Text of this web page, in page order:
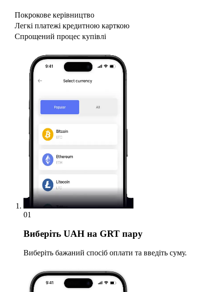
Покрокове керівництво
Легкі платежі кредитною карткою
Спрощений процес купівлі
01
Виберіть UAH на GRT пару
Виберіть бажаний спосіб оплати та введіть суму.